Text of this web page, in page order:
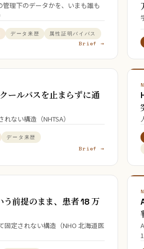
理下のデータかを、いまも誰も
データ来歴 属性証明バイパス
Brief →
ールバスを止まらずに通
ない構造（NHTSA）
データ来歴
Brief →
前提のまま、患者 18 万
固定されない構造（NHO 北海道医